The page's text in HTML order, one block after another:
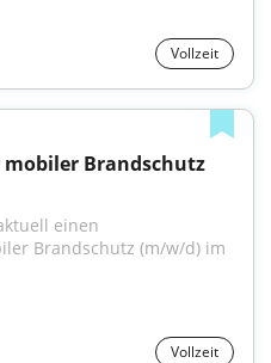
Vollzeit
Brandschutz
einen
Brandschutz (m/w/d) im
Vollzeit